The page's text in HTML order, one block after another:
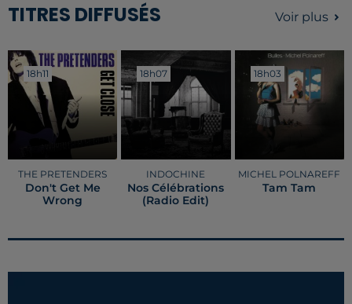
TITRES DIFFUSÉS Voir plus
18h11
18h11
THE PRETENDERS
Don't Get Me
Wrong
18h07
18h07
INDOCHINE
Nos Célébrations
(radio Edit)
18h03
18h03
MICHEL POLNAREFF
Tam Tam